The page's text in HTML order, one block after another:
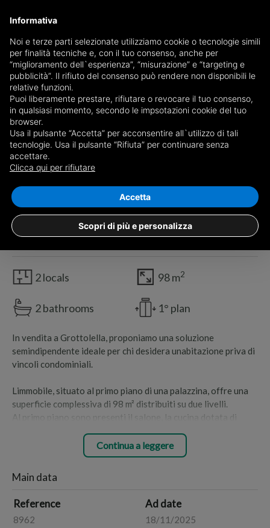
Semi-detached house Via Umberto 1°,
Grottolella
2 locals 98 m2
2 bathrooms 1° plan
In vendita a Grottolella, proponiamo una soluzione
semindipendente ideale per chi desidera unabitazione priva di
vincoli condominiali.
Limmobile, situato al primo piano di una palazzina, offre una
superficie complessiva di 98 m² distribuiti su due livelli.
Al primo piano sono presenti il salone, la cucina dotata di
Al secondo piano si trovano la camera da letto, un ripostiglio
e un ulteriore bagno.
La zona giorno è impreziosita da un balcone con vista
panoramica sulle colline circostanti, perfetto per momenti di
relax allaria aperta.
Continua a leggere
Main data
Reference
8962
Ad date
18/11/2025
Informativa
Noi e terze parti selezionate utilizziamo cookie o tecnologie simili
per finalità tecniche e, con il tuo consenso, anche per
“miglioramento dell`esperienza”, “misurazione” e “targeting e
pubblicità”. Il rifiuto del consenso può rendere non disponibili le
relative funzioni.
Puoi liberamente prestare, rifiutare o revocare il tuo consenso,
in qualsiasi momento, secondo le impsotazioni cookie del tuo
browser.
Usa il pulsante “Accetta” per acconsentire all`utilizzo di tali
tecnologie. Usa il pulsante “Rifiuta” per continuare senza
accettare.
Clicca qui per rifiutare
Scopri di più e personalizza
Accetta